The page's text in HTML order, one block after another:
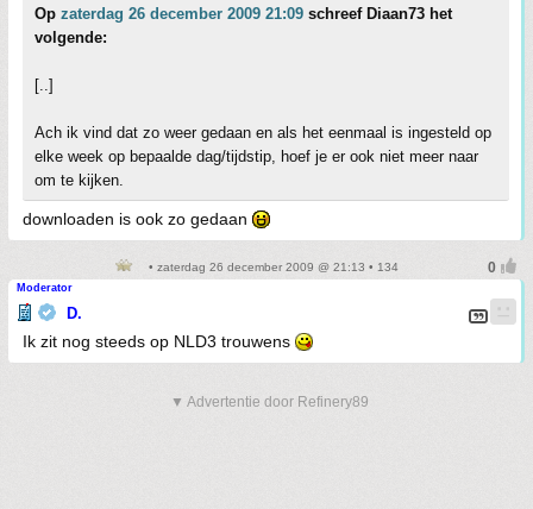
Op zaterdag 26 december 2009 21:09 schreef Diaan73 het
volgende:
[..]
Ach ik vind dat zo weer gedaan en als het eenmaal is ingesteld op
elke week op bepaalde dag/tijdstip, hoef je er ook niet meer naar
om te kijken.
downloaden is ook zo gedaan
• zaterdag 26 december 2009 @ 21:13 • 134
Moderator
D.
Ik zit nog steeds op NLD3 trouwens
▼ Advertentie door Refinery89